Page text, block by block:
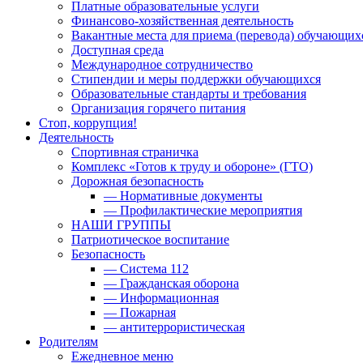
Платные образовательные услуги
Финансово-хозяйственная деятельность
Вакантные места для приема (перевода)
Доступная среда
Международное сотрудничество
Стипендии и меры поддержки обучающихся
Образовательные стандарты и требования
Организация горячего питания
Стоп, коррупция!
Деятельность
Спортивная страничка
Комплекс «Готов к труду и обороне» (ГТО)
Дорожная безопасность
— Нормативные документы
— Профилактические мероприятия
НАШИ ГРУППЫ
Патриотическое воспитание
Безопасность
— Система 112
— Гражданская оборона
— Информационная
— Пожарная
— антитеррористическая
Родителям
Ежедневное меню